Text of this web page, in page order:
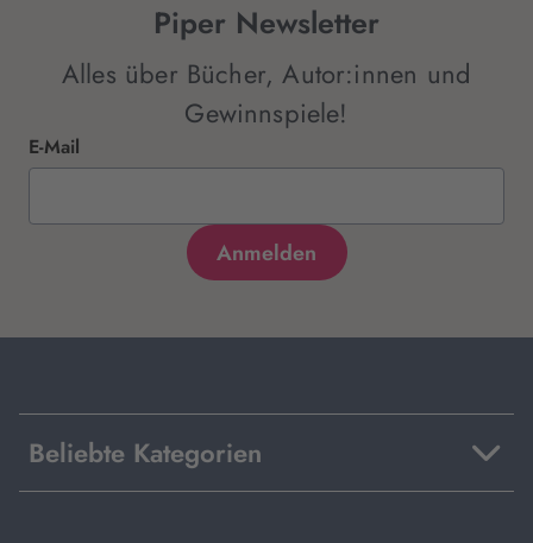
Piper Newsletter
Alles über Bücher, Autor:innen und
Gewinnspiele!
E-Mail
Beliebte Kategorien